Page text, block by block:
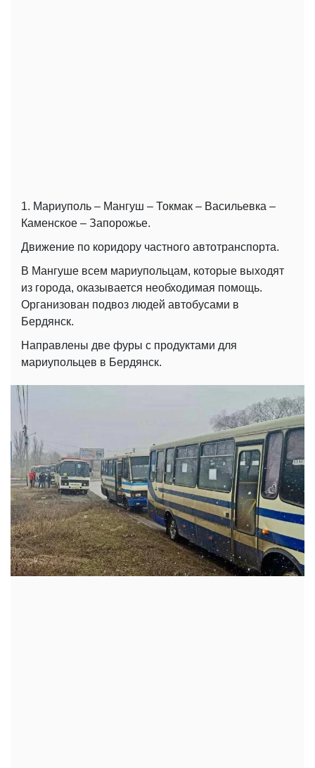
1. Мариуполь – Мангуш – Токмак – Васильевка –
Каменское – Запорожье.
Движение по коридору частного автотранспорта.
В Мангуше всем мариупольцам, которые выходят
из города, оказывается необходимая помощь.
Организован подвоз людей автобусами в
Бердянск.
Направлены две фуры с продуктами для
мариупольцев в Бердянск.